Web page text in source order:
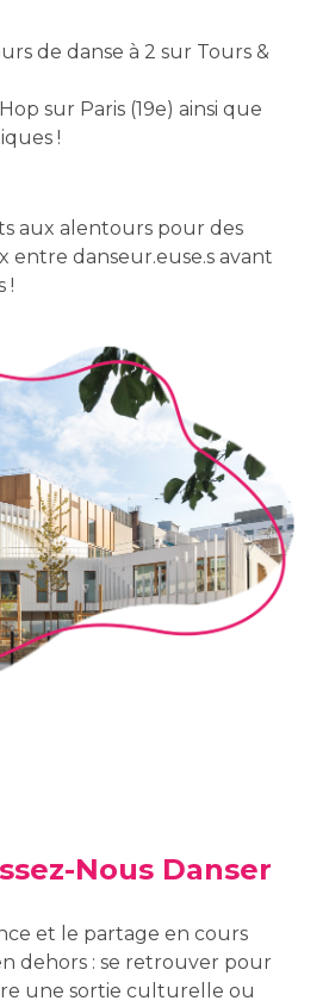
de danse à 2 sur Tours &
sur Paris (19e) ainsi que
!
aux alentours pour des
entre danseur.euse.s avant
!
Nous Danser
et le partage en cours
dehors : se retrouver pour
une sortie culturelle ou